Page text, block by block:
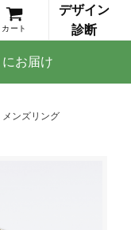
カート
デザイン
診断
にお届け
メンズリング